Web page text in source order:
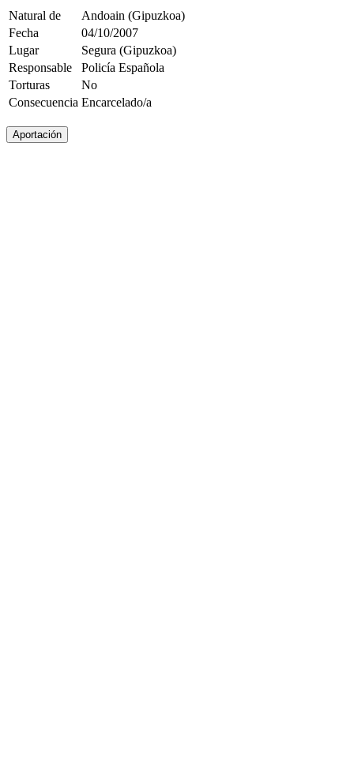
Natural de
Andoain (Gipuzkoa)
Fecha
04/10/2007
Lugar
Segura (Gipuzkoa)
Responsable
Policía Española
Torturas
No
Consecuencia Encarcelado/a